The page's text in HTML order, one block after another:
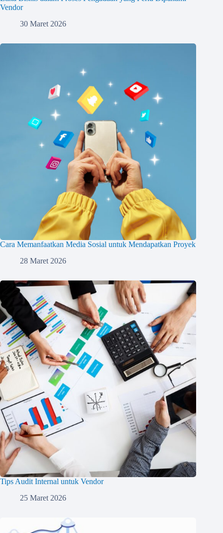
Vendor
30 Maret 2026
Cara Memanfaatkan Media Sosial untuk Mendapatkan Proyek
28 Maret 2026
Tips Audit Internal untuk Vendor
25 Maret 2026